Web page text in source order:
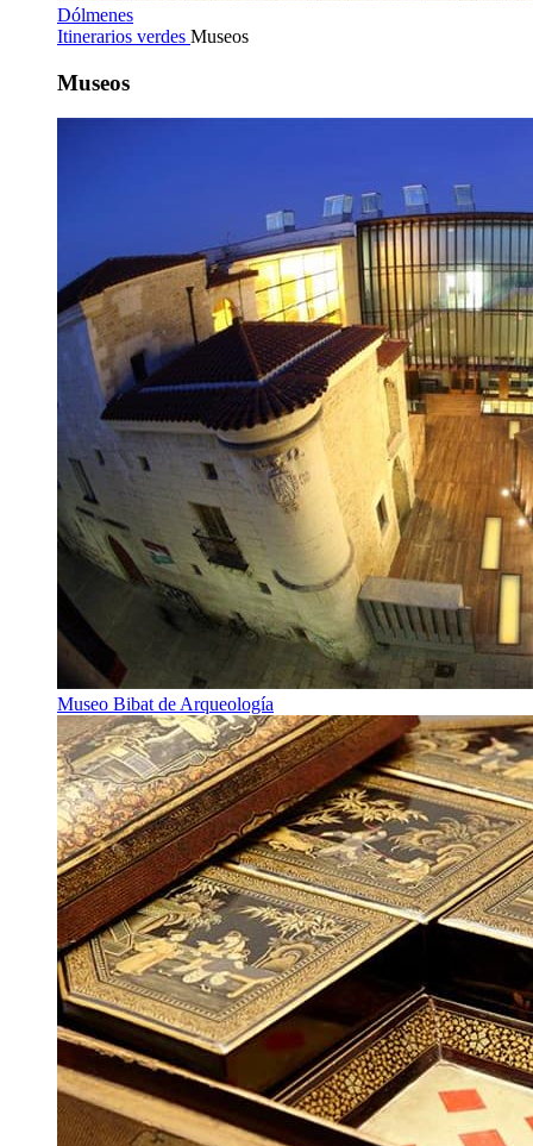
Dólmenes
Itinerarios verdes Museos
Museos
Museo Bibat de Arqueología